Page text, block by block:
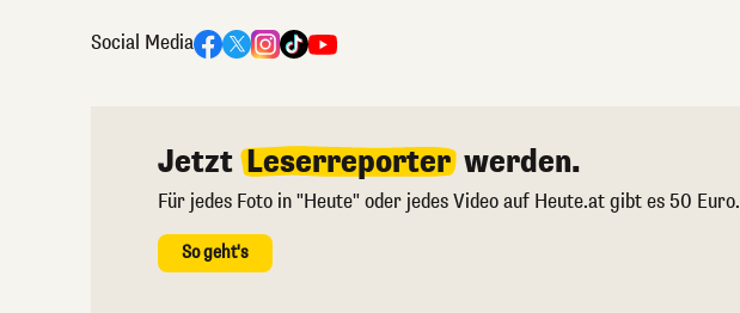
Social Media
Jetzt Leserreporter werden.
Für jedes Foto in "Heute" oder jedes Video auf Heute.at gibt es 50 Euro.
So geht's